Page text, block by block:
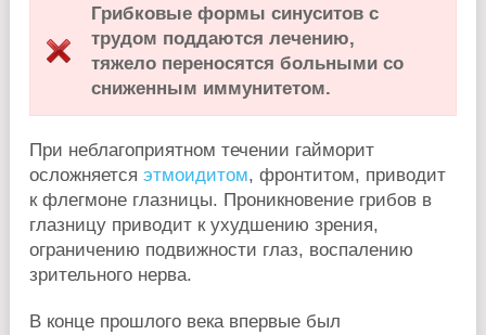
Грибковые формы синуситов с
трудом поддаются лечению,
тяжело переносятся больными со
сниженным иммунитетом.
При неблагоприятном течении гайморит
осложняется этмоидитом, фронтитом, приводит
к флегмоне глазницы. Проникновение грибов в
глазницу приводит к ухудшению зрения,
ограничению подвижности глаз, воспалению
зрительного нерва.
В конце прошлого века впервые был